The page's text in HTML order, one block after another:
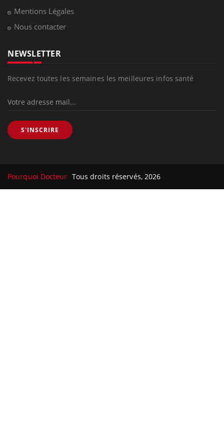
Mentions Légales
Nous contacter
NEWSLETTER
Recevez toutes les semaines les meilleures infos santé
S'INSCRIRE
Pourquoi Docteur Tous droits réservés, 2026